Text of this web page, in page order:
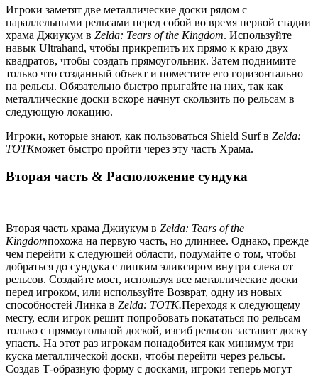
Игроки заметят две металлические доски рядом с
параллельными рельсами перед собой во время первой стадии
храма Джиукум в Zelda: Tears of the Kingdom. Используйте
навык Ultrahand, чтобы прикрепить их прямо к краю двух
квадратов, чтобы создать прямоугольник. Затем поднимите
только что созданный объект и поместите его горизонтально
на рельсы. Обязательно быстро прыгайте на них, так как
металлические доски вскоре начнут скользить по рельсам в
следующую локацию.
Игроки, которые знают, как пользоваться Shield Surf в Zelda:
TOTKможет быстро пройти через эту часть Храма.
Вторая часть & Расположение сундука
Вторая часть храма Джиукум в Zelda: Tears of the
Kingdomпохожа на первую часть, но длиннее. Однако, прежде
чем перейти к следующей области, подумайте о том, чтобы
добраться до сундука с липким эликсиром внутри слева от
рельсов. Создайте мост, используя все металлические доски
перед игроком, или используйте Возврат, одну из новых
способностей Линка в Zelda: TOTK.Переходя к следующему
месту, если игрок решит попробовать покататься по рельсам
только с прямоугольной доской, изгиб рельсов заставит доску
упасть. На этот раз игрокам понадобится как минимум три
куска металлической доски, чтобы перейти через рельсы.
Создав Т-образную форму с досками, игроки теперь могут